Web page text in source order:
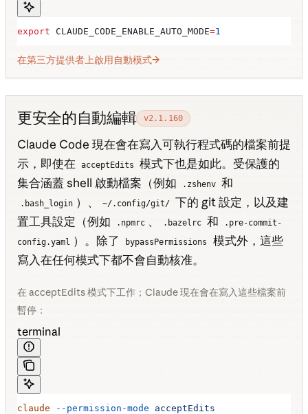
export CLAUDE_CODE_ENABLE_AUTO_MODE=1
在第三方提供者上啟用自動模式
更安全的自動編輯 v2.1.160
Claude Code 現在會在寫入可執行程式碼的檔案前提
示，即使在
acceptEdits
模式下也是如此。受保護的
集合涵蓋 shell 啟動檔案（例如
.zshenv 和
.bash_login ）、 ~/.config/git/ 下的 git 設定，以及建
置工具設定（例如
.npmrc 、 .bazelrc 和
.pre-commit-
config.yaml ）。除了 bypassPermissions
模式外，這些
寫入在任何模式下都不會自動核准。
在 acceptEdits 模式下工作；Claude 現在會在寫入這些檔案前
暫停：
terminal
claude --permission-mode acceptEdits